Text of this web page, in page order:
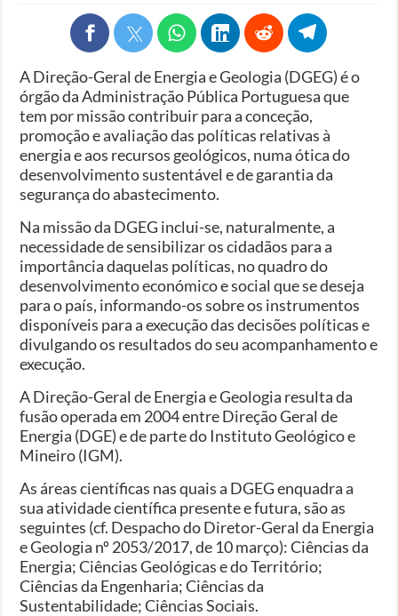
A Direção-Geral de Energia e Geologia (DGEG) é o
órgão da Administração Pública Portuguesa que
tem por missão contribuir para a conceção,
promoção e avaliação das políticas relativas à
energia e aos recursos geológicos, numa ótica do
desenvolvimento sustentável e de garantia da
segurança do abastecimento.
Na missão da DGEG inclui-se, naturalmente, a
necessidade de sensibilizar os cidadãos para a
importância daquelas políticas, no quadro do
desenvolvimento económico e social que se deseja
para o país, informando-os sobre os instrumentos
disponíveis para a execução das decisões políticas e
divulgando os resultados do seu acompanhamento e
execução.
A Direção-Geral de Energia e Geologia resulta da
fusão operada em 2004 entre Direção Geral de
Energia (DGE) e de parte do Instituto Geológico e
Mineiro (IGM).
As áreas científicas nas quais a DGEG enquadra a
sua atividade científica presente e futura, são as
seguintes (cf. Despacho do Diretor-Geral da Energia
e Geologia nº 2053/2017, de 10 março): Ciências da
Energia; Ciências Geológicas e do Território;
Ciências da Engenharia; Ciências da
Sustentabilidade; Ciências Sociais.